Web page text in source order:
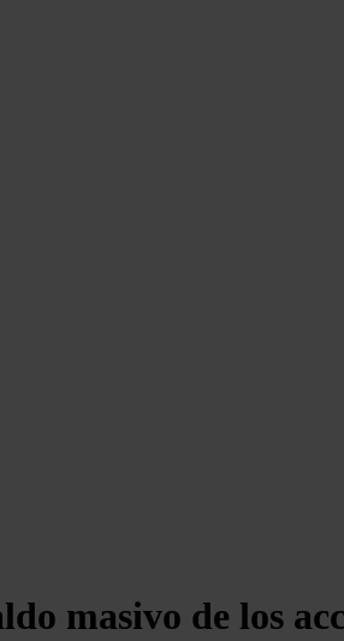
masivo de los